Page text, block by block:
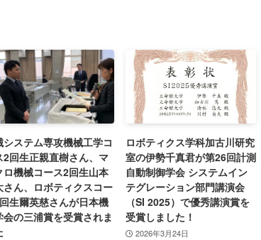
システム専攻機械工学コ
2回生正親直樹さん、マ
ロ機械コース2回生山本
さん、ロボティクスコー
生爾英慈さんが日本機
会の三浦賞を受賞されま
ロボティクス学科加古川研究
室の伊勢千真君が第26回計測
自動制御学会 システムイン
テグレーション部門講演会
（SI 2025）で優秀講演賞を
受賞しました！
2026年3月24日